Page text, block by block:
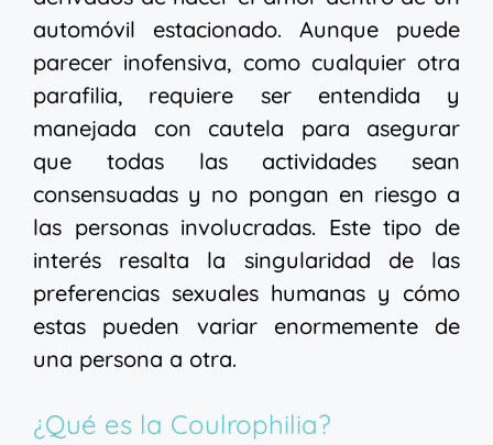
automóvil estacionado. Aunque puede
parecer inofensiva, como cualquier otra
parafilia, requiere ser entendida y
manejada con cautela para asegurar
que todas las actividades sean
consensuadas y no pongan en riesgo a
las personas involucradas. Este tipo de
interés resalta la singularidad de las
preferencias sexuales humanas y cómo
estas pueden variar enormemente de
una persona a otra.
¿Qué es la Coulrophilia?